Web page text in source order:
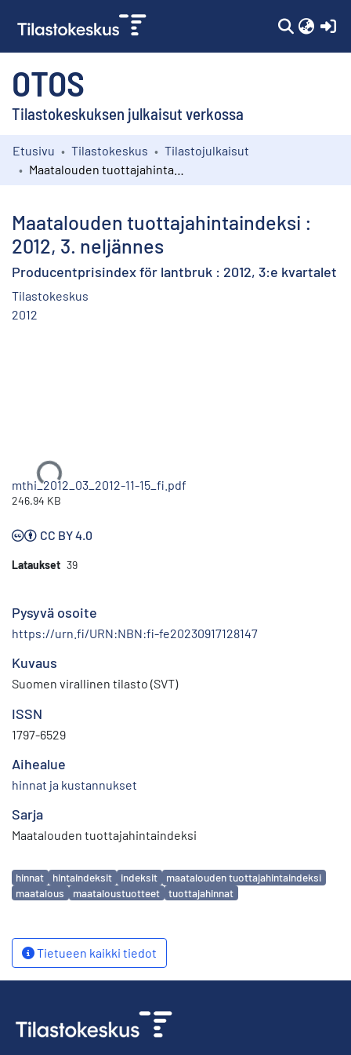
OTOS
Tilastokeskuksen julkaisut verkossa
Kokoelmat
Etusivu Tilastokeskus
Tilastojulkaisut
Maatalouden tuottajahintaindeksi :
2012, 3. neljännes
Producentprisindex för lantbruk : 2012, 3:e kvartalet
Tilastokeskus
2012
Ladataan...
mthi_2012_03_2012-11-15_fi.pdf
246.94 KB
CC BY 4.0
Lataukset 39
Pysyvä osoite
https://urn.fi/URN:NBN:fi-fe20230917128147
Kuvaus
Suomen virallinen tilasto (SVT)
ISSN
1797-6529
Aihealue
hinnat ja kustannukset
Sarja
Maatalouden tuottajahintaindeksi
Avainsanat
hinnat hintaindeksit indeksit
maatalouden tuottajahintaindeksi
maatalous
maataloustuotteet tuottajahinnat
Tietueen kaikki tiedot